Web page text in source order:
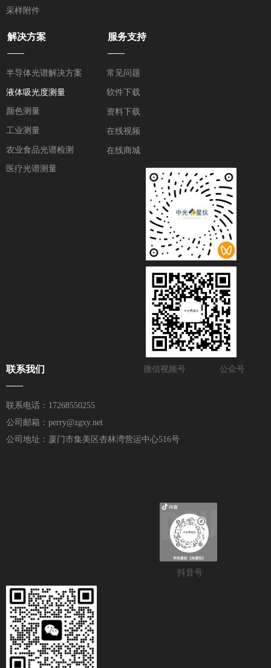
采样附件
半导体光谱解决方案
液体吸光度测量
颜色测量
工业测量
农业食品光谱检测
医疗光谱测量
解决方案
——
常见问题
软件下载
资料下载
在线视频
在线商城
服务支持
——
联系我们
——
联系电话：17268550255
公司邮箱：perry@zgxy.net
公司地址：厦门市集美区杏林湾营运中心516号
微信视频号 公众号
抖音号